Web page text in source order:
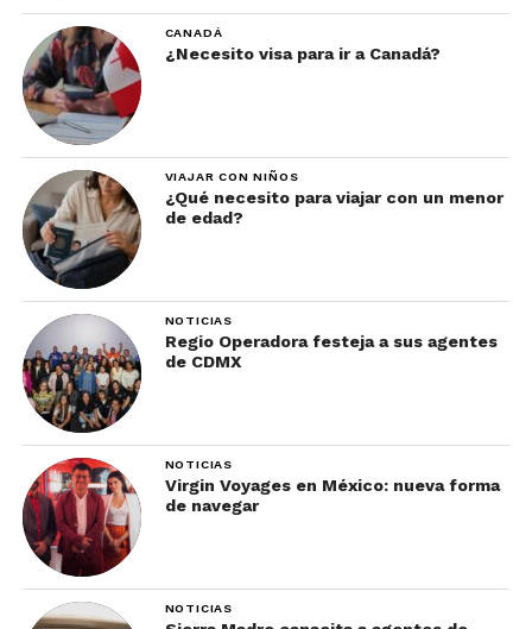
CANADÁ
¿Necesito visa para ir a Canadá?
VIAJAR CON NIÑOS
¿Qué necesito para viajar con un menor
de edad?
NOTICIAS
Regio Operadora festeja a sus agentes
de CDMX
NOTICIAS
Virgin Voyages en México: nueva forma
de navegar
NOTICIAS